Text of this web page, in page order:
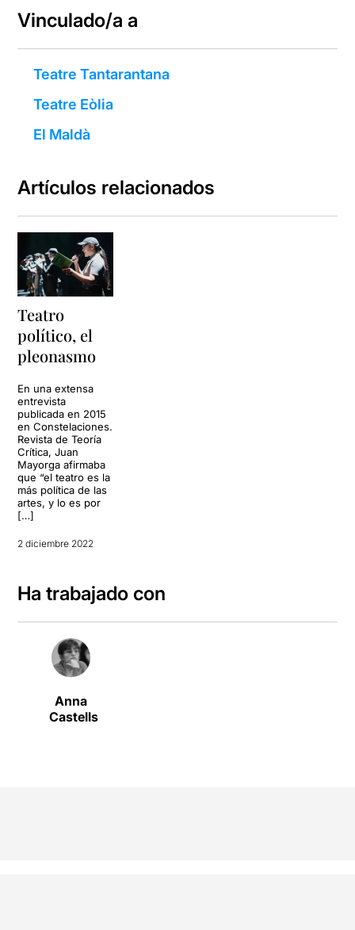
Vinculado/a a
Teatre Tantarantana
Teatre Eòlia
El Maldà
Artículos relacionados
Teatro
político, el
pleonasmo
En una extensa
entrevista
publicada en 2015
en Constelaciones.
Revista de Teoría
Crítica, Juan
Mayorga afirmaba
que “el teatro es la
más política de las
artes, y lo es por
[…]
2 diciembre 2022
Ha trabajado con
Anna
Castells